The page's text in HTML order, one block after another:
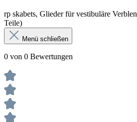
rp skabets, Glieder für vestibuläre
Teile)
Menü schließen
0 von 0 Bewertungen